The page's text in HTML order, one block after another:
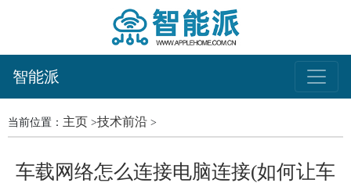
智能派
当前位置： 主页 >技术前沿 >
车载网络怎么连接电脑连接(如何让车